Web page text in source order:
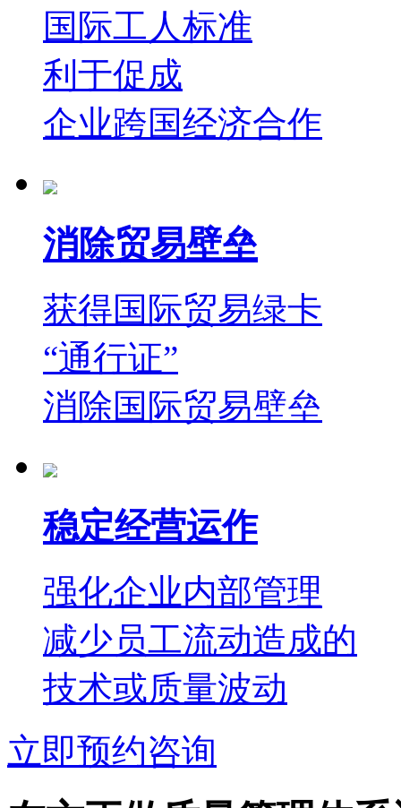
国际工人标准
利于促成
企业跨国经济合作
消除贸易壁垒
获得国际贸易绿卡
“通行证”
消除国际贸易壁垒
稳定经营运作
强化企业内部管理
减少员工流动造成的
技术或质量波动
立即预约咨询